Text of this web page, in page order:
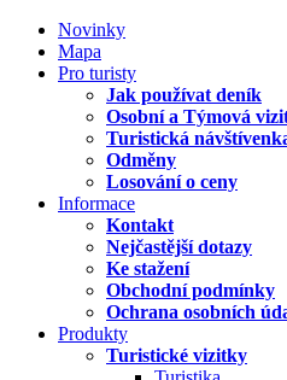
Novinky
Mapa
Pro turisty
Jak používat deník
Osobní a Týmová
Turistická
Odměny
Losování o ceny
Informace
Kontakt
Nejčastější dotazy
Ke stažení
Obchodní podmínky
Ochrana osobních
Produkty
Turistické vizitky